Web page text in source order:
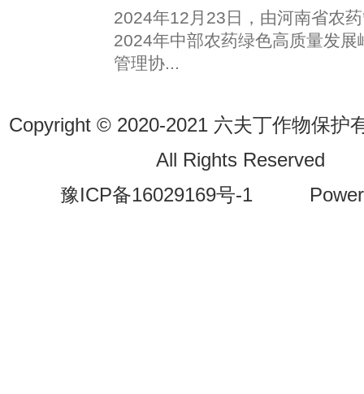
2024年12月23日，由河南省农
2024年中部农药绿色高质量发展
管理协...
Copyright © 2020-2021 六夫丁作物保护
All Rights Reserved
豫ICP备16029169号-1